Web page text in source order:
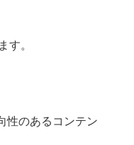
す。
性のあるコンテン